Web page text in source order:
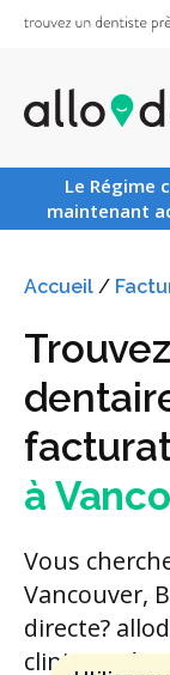
Le Régime
maintenant
Accueil /
à
Vous
Vancouver,
directe?
cliniques à